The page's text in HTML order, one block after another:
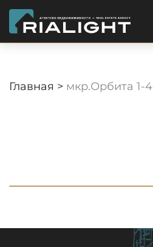
Главная > мкр.Орбита 1-4